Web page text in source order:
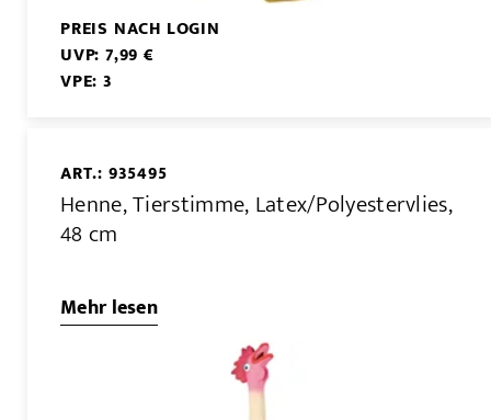
PREIS NACH LOGIN
UVP: 7,99 €
VPE: 3
ART.: 935495
Henne, Tierstimme, Latex/Polyestervlies,
48 cm
Mehr lesen